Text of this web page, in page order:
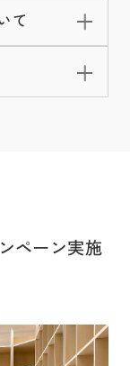
て
ペーン実施